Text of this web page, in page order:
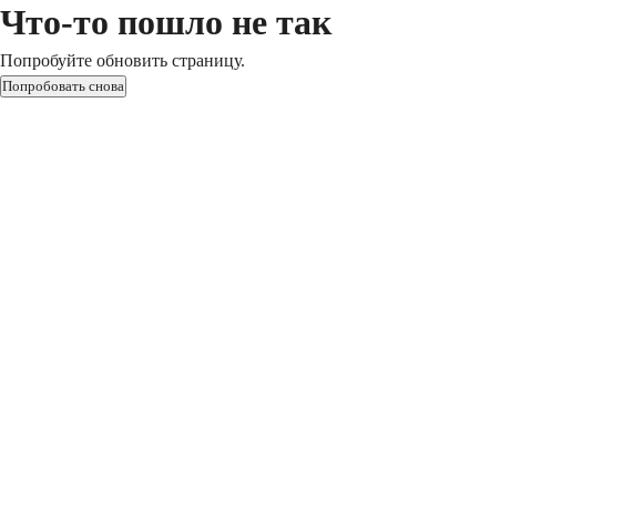
Что-то пошло не так
Попробуйте обновить страницу.
Попробовать снова